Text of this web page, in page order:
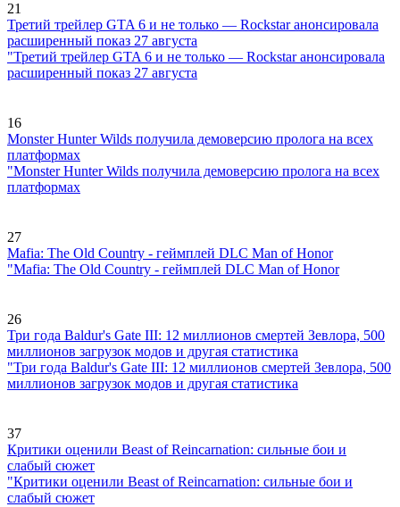
21
Третий трейлер GTA 6 и не только — Rockstar анонсировала
расширенный показ 27 августа
"Третий трейлер GTA 6 и не только — Rockstar анонсировала
расширенный показ 27 августа
16
Monster Hunter Wilds получила демоверсию пролога на всех
платформах
"Monster Hunter Wilds получила демоверсию пролога на всех
платформах
27
Mafia: The Old Country - геймплей DLC Man of Honor
"Mafia: The Old Country - геймплей DLC Man of Honor
26
Три года Baldur's Gate III: 12 миллионов смертей Зевлора, 500
миллионов загрузок модов и другая статистика
"Три года Baldur's Gate III: 12 миллионов смертей Зевлора, 500
миллионов загрузок модов и другая статистика
37
Критики оценили Beast of Reincarnation: сильные бои и
слабый сюжет
"Критики оценили Beast of Reincarnation: сильные бои и
слабый сюжет